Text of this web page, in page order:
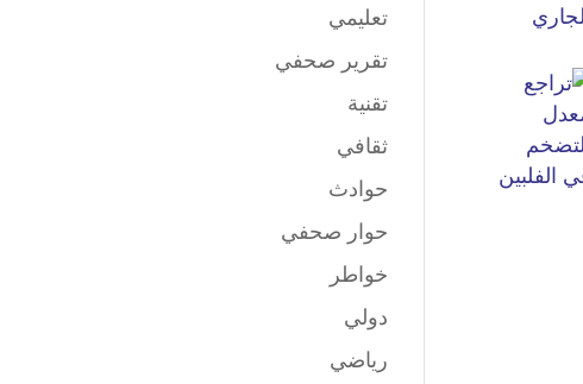
تعليمي
تقرير صحفي
تقنية
ثقافي
حوادث
حوار صحفي
خواطر
دولي
رياضي